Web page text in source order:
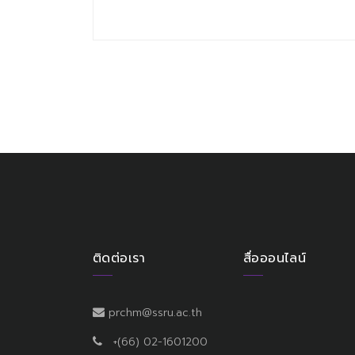
ติดต่อเรา
prchm@ssru.ac.th
+(66) 02-1601200
สื่อออนไลน์